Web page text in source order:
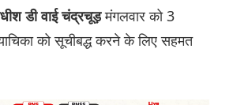
डी वाई चंद्रचूड़मंगलवार को 3
को सूचीबद्ध करने के लिए सहमत